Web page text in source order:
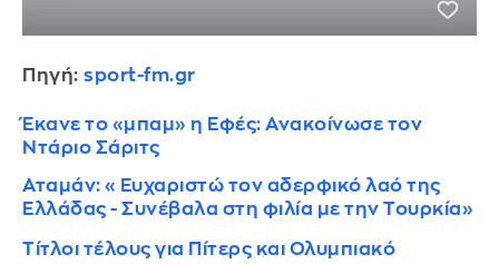
Πηγή: sport-fm.gr
Έκανε το «μπαμ» η Εφές: Ανακοίνωσε τον
Ντάριο Σάριτς
Αταμάν: «Ευχαριστώ τον αδερφικό λαό της
Ελλάδας - Συνέβαλα στη φιλία με την Τουρκία»
Τίτλοι τέλους για Πίτερς και Ολυμπιακό